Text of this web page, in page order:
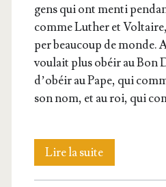
gens qui ont men­ti
comme Luther et
per beau­coup de monde.
vou­lait plus obéir au Bon
d’o­béir au Pape, qui
son nom, et au roi, qui
Lire la suiteRévo­
lu­